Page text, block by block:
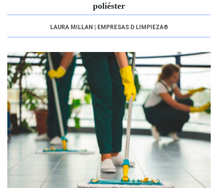
poliéster
LAURA MILLAN | EMPRESAS D LIMPIEZA®